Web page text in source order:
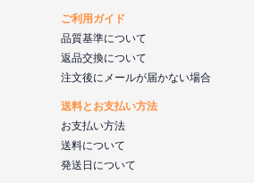
ご利用ガイド
品質基準について
返品交換について
注文後にメールが届かない場合
送料とお支払い方法
お支払い方法
送料について
発送日について